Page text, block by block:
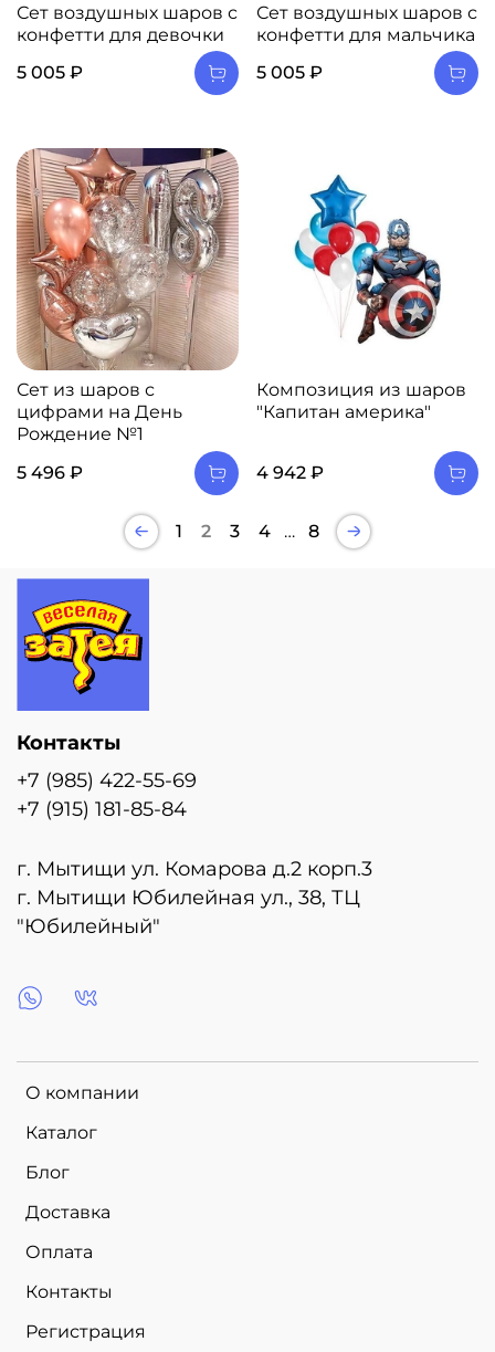
Сет воздушных шаров с
конфетти для девочки
5 005 ₽
Сет воздушных шаров с
конфетти для мальчика
5 005 ₽
Сет из шаров с
цифрами на День
Рождение №1
5 496 ₽
Композиция из шаров
"Капитан америка"
4 942 ₽
1 2 3 4 … 8
О компании
Каталог
Блог
Доставка
Оплата
Контакты
Регистрация
Контакты
+7 (985) 422-55-69
+7 (915) 181-85-84
г. Мытищи ул. Комарова д.2 корп.3
г. Мытищи Юбилейная ул., 38, ТЦ
"Юбилейный"